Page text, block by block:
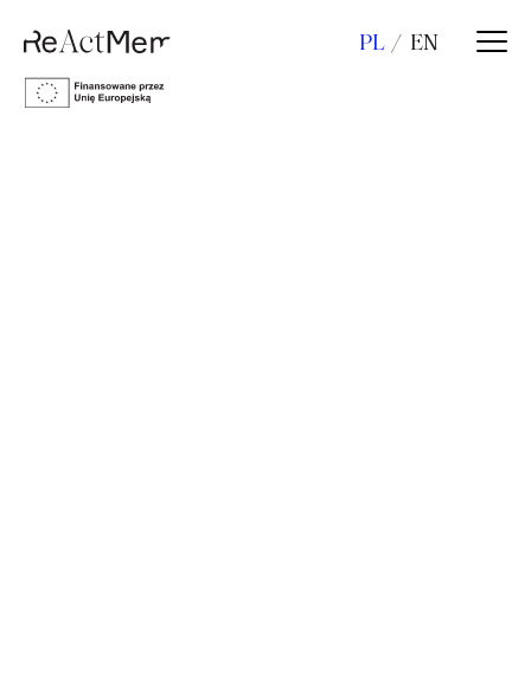
PL EN